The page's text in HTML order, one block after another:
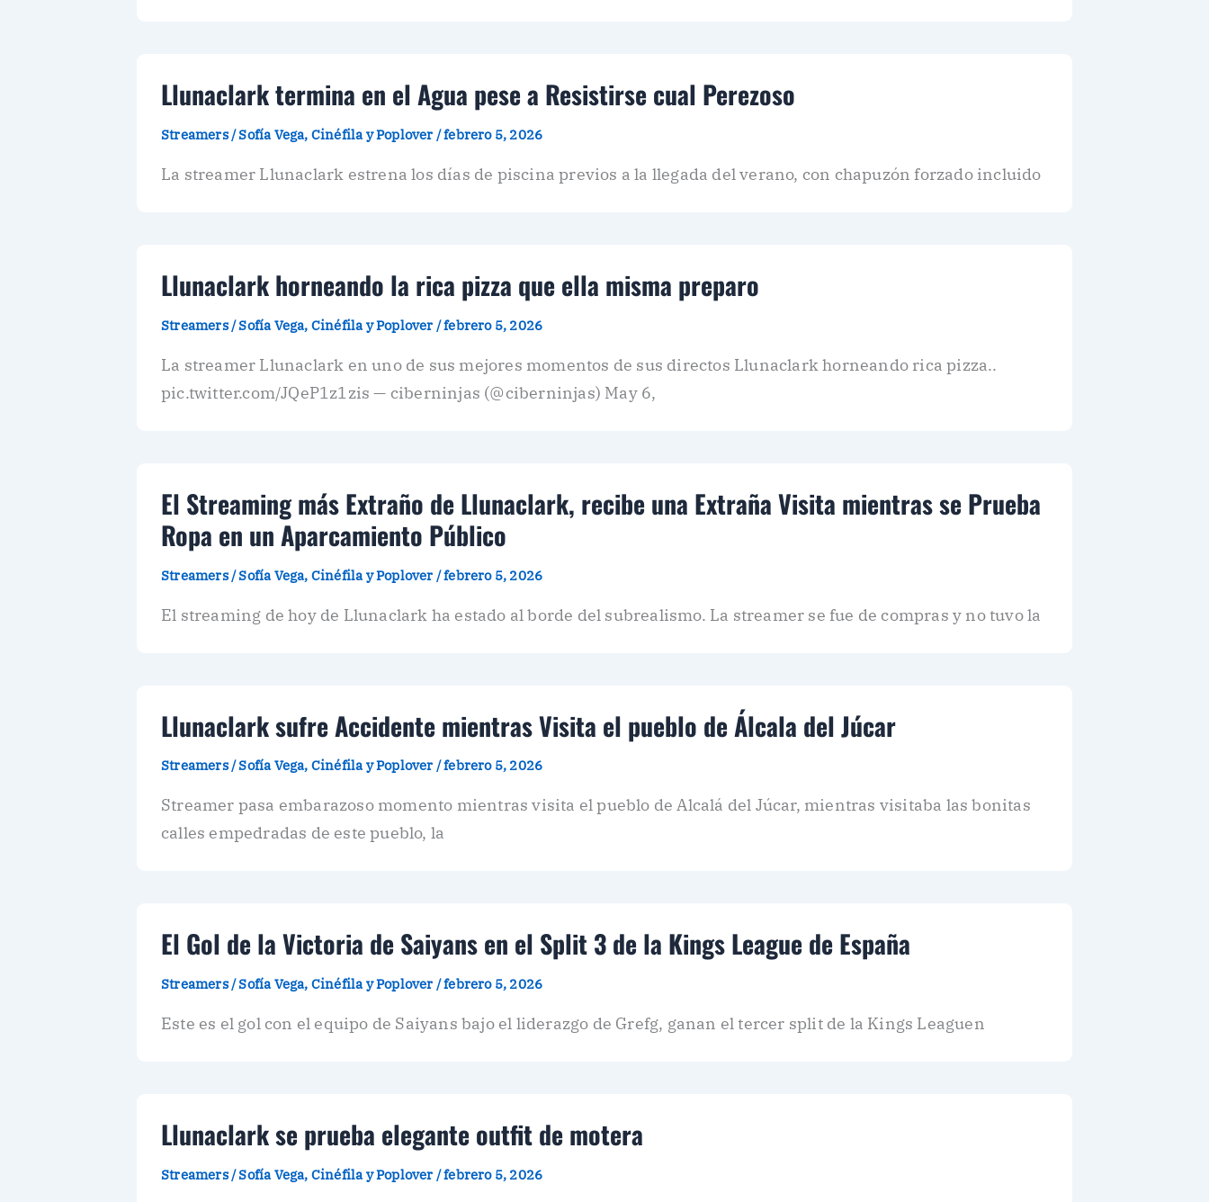
Llunaclark termina en el Agua pese a Resistirse cual Perezoso
Streamers/Sofía Vega, Cinéfila y Poplover /febrero 5, 2026
La streamer Llunaclark estrena los días de piscina previos a la llegada del verano, con chapuzón forzado incluido
Llunaclark horneando la rica pizza que ella misma preparo
Streamers/Sofía Vega, Cinéfila y Poplover /febrero 5, 2026
La streamer Llunaclark en uno de sus mejores momentos de sus directos Llunaclark horneando rica pizza..
pic.twitter.com/JQeP1z1zis — ciberninjas (@ciberninjas) May 6,
El Streaming más Extraño de Llunaclark, recibe una Extraña Visita mientras se Prueba
Ropa en un Aparcamiento Público
Streamers/Sofía Vega, Cinéfila y Poplover /febrero 5, 2026
El streaming de hoy de Llunaclark ha estado al borde del subrealismo. La streamer se fue de compras y no tuvo la
Llunaclark sufre Accidente mientras Visita el pueblo de Álcala del Júcar
Streamers/Sofía Vega, Cinéfila y Poplover /febrero 5, 2026
Streamer pasa embarazoso momento mientras visita el pueblo de Alcalá del Júcar, mientras visitaba las bonitas
calles empedradas de este pueblo, la
El Gol de la Victoria de Saiyans en el Split 3 de la Kings League de España
Streamers/Sofía Vega, Cinéfila y Poplover /febrero 5, 2026
Este es el gol con el equipo de Saiyans bajo el liderazgo de Grefg, ganan el tercer split de la Kings Leaguen
Llunaclark se prueba elegante outfit de motera
Streamers/Sofía Vega, Cinéfila y Poplover /febrero 5, 2026